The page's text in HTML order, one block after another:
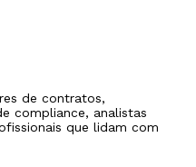
de contratos,
compliance, analistas
que lidam com